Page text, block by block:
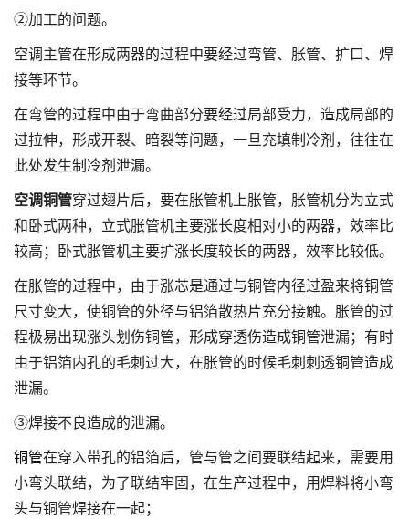
②加工的问题。
空调主管在形成两器的过程中要经过弯管、胀管、扩口、焊
接等环节。
在弯管的过程中由于弯曲部分要经过局部受力，造成局部的
过拉伸，形成开裂、暗裂等问题，一旦充填制冷剂，往往在
此处发生制冷剂泄漏。
空调铜管穿过翅片后，要在胀管机上胀管，胀管机分为立式
和卧式两种，立式胀管机主要涨长度相对小的两器，效率比
较高；卧式胀管机主要扩涨长度较长的两器，效率比较低。
在胀管的过程中，由于涨芯是通过与铜管内径过盈来将铜管
尺寸变大，使铜管的外径与铝箔散热片充分接触。胀管的过
程极易出现涨头划伤铜管，形成穿透伤造成铜管泄漏；有时
由于铝箔内孔的毛刺过大，在胀管的时候毛刺刺透铜管造成
泄漏。
③焊接不良造成的泄漏。
铜管在穿入带孔的铝箔后，管与管之间要联结起来，需要用
小弯头联结，为了联结牢固，在生产过程中，用焊料将小弯
头与铜管焊接在一起；